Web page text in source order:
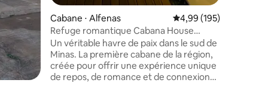
Cabane ⋅ Alfenas Évaluation moyenne
4,99 (195)
Refuge romantique Cabana House
Alfenas
Un véritable havre de paix dans le sud de
Minas. La première cabane de la région,
créée pour offrir une expérience unique
de repos, de romance et de connexion